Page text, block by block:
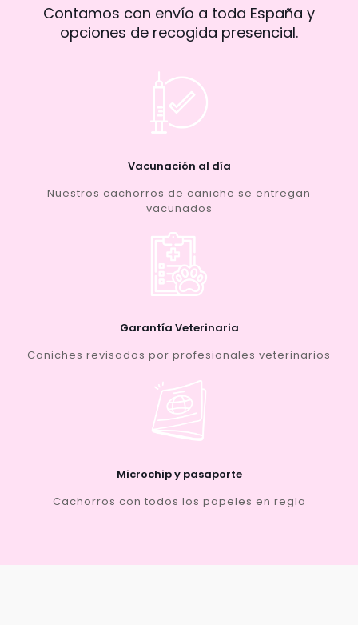
Contamos con envío a toda España y
opciones de recogida presencial.
Vacunación al día
Nuestros cachorros de caniche se entregan
vacunados
Garantía Veterinaria
Caniches revisados por profesionales veterinarios
Microchip y pasaporte
Cachorros con todos los papeles en regla